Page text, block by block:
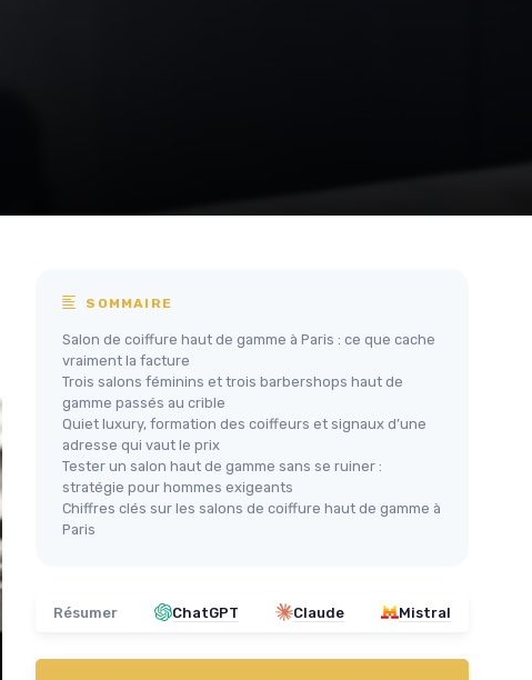
SOMMAIRE
Salon de coiffure haut de gamme à Paris : ce que cache
vraiment la facture
Trois salons féminins et trois barbershops haut de
gamme passés au crible
Quiet luxury, formation des coiffeurs et signaux d’une
adresse qui vaut le prix
Tester un salon haut de gamme sans se ruiner :
stratégie pour hommes exigeants
Chiffres clés sur les salons de coiffure haut de gamme à
Paris
Résumer ChatGPT Claude Mistral